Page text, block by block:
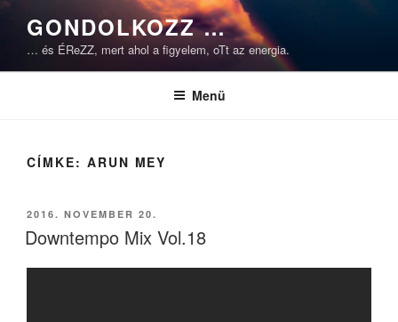
Tartalomhoz
GONDOLKOZZ …
… és ÉReZZ, mert ahol a figyelem, oTt az energia.
Menü
CÍMKE: ARUN MEY
BEKÜLDVE:
2016. NOVEMBER 20.
Downtempo Mix Vol.18